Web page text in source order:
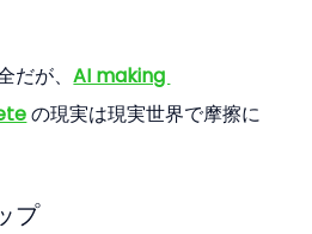
だが、AI making
の現実は現実世界で摩擦に
プ